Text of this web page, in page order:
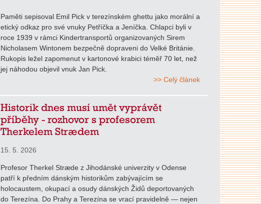
Paměti sepisoval Emil Pick v terezínském ghettu jako morální a
etický odkaz pro své vnuky Petříčka a Jeníčka. Chlapci byli v
roce 1939 v rámci Kindertransportů organizovaných Sirem
Nicholasem Wintonem bezpečně dopraveni do Velké Británie.
Rukopis ležel zapomenut v kartonové krabici téměř 70 let, než
jej náhodou objevil vnuk Jan Pick.
>> Celý článek
Historik dnes musí umět vyprávět
příběhy - rozhovor s profesorem
Therkelem Strædem
15. 5. 2026
Profesor Therkel Stræde z Jihodánské univerzity v Odense
patří k předním dánským historikům zabývajícím se
holocaustem, okupací a osudy dánských Židů deportovaných
do Terezína. Do Prahy a Terezína se vrací pravidelně — nejen